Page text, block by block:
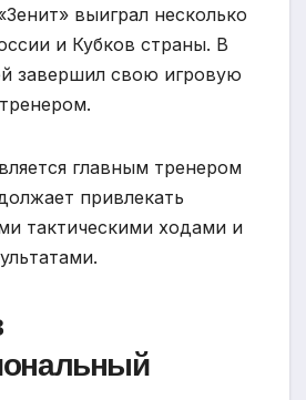
выиграл несколько
и Кубков страны. В
завершил свою игровую
главным тренером
привлекать
тактическими ходами и